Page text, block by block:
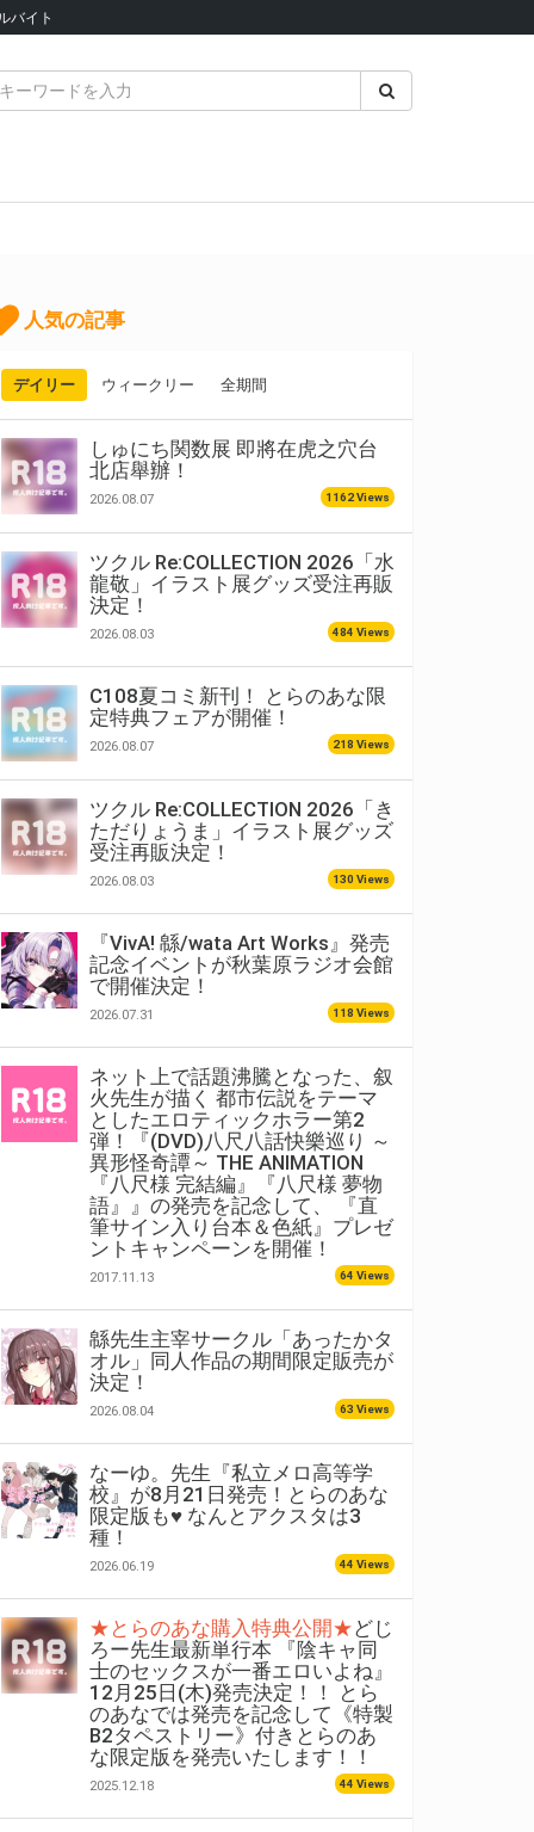
バイト
人気の記事
デイリー ウィークリー 全期間
しゅにち関数展 即將在虎之穴台
北店舉辦！
2026.08.07 1162 Views
ツクル Re:COLLECTION 2026「水
龍敬」イラスト展グッズ受注再販
決定！
2026.08.03 484 Views
C108夏コミ新刊！ とらのあな限
定特典フェアが開催！
2026.08.07 218 Views
ツクル Re:COLLECTION 2026「き
ただりょうま」イラスト展グッズ
受注再販決定！
2026.08.03 130 Views
『VivA! 緜/wata Art Works』発売
記念イベントが秋葉原ラジオ会館
で開催決定！
2026.07.31 118 Views
ネット上で話題沸騰となった、叙
火先生が描く 都市伝説をテーマ
としたエロティックホラー第2
弾！『(DVD)八尺八話快樂巡り ～
異形怪奇譚～ THE ANIMATION
『八尺様 完結編』『八尺様 夢物
語』』の発売を記念して、 『直
筆サイン入り台本＆色紙』プレゼ
ントキャンペーンを開催！
2017.11.13 64 Views
緜先生主宰サークル「あったかタ
オル」同人作品の期間限定販売が
決定！
2026.08.04 63 Views
なーゆ。先生『私立メロ高等学
校』が8月21日発売！とらのあな
限定版も♥ なんとアクスタは3
種！
2026.06.19 44 Views
★とらのあな購入特典公開★どじ
ろー先生最新単行本 『陰キャ同
士のセックスが一番エロいよね』
12月25日(木)発売決定！！ とら
のあなでは発売を記念して《特製
B2タペストリー》付きとらのあ
な限定版を発売いたします！！
2025.12.18 44 Views